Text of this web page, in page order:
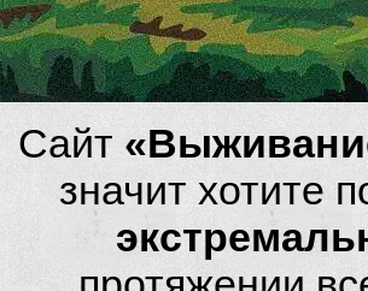
Сайт
значит хотите